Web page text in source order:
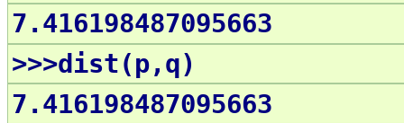
7.416198487095663
>>>dist(p,q)
7.416198487095663